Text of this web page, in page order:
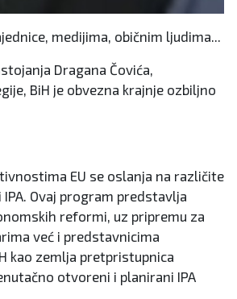
medijima, običnim ljudima...
Dragana Čovića,
BiH je obvezna krajnje ozbiljno
EU se oslanja na različite
Ovaj program predstavlja
reformi, uz pripremu za
već i predstavnicima
kao zemlja pretpristupnica
otvoreni i planirani IPA